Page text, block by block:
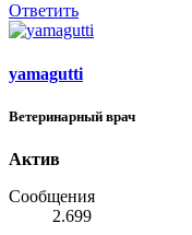
Ответить
yamagutti
Ветеринарный врач
Актив
Сообщения
2.699